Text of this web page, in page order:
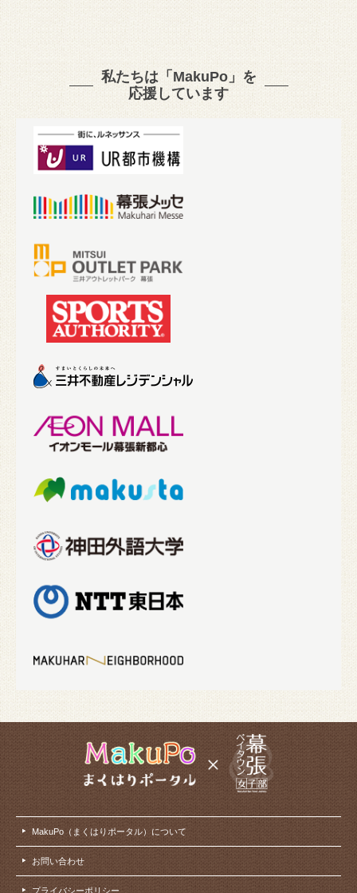
私たちは「MakuPo」を
応援しています
MakuPo（まくはりポータル）について
お問い合わせ
プライバシーポリシー